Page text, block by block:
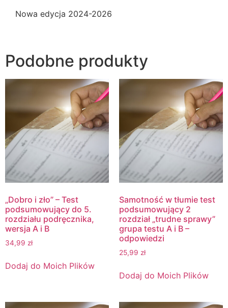
Nowa edycja 2024-2026
Podobne produkty
„Dobro i zło” – Test
podsumowujący do 5.
rozdziału podręcznika,
wersja A i B
34,99 zł
Dodaj do Moich Plików
Samotność w tłumie test
podsumowujący 2
rozdział „trudne sprawy”
grupa testu A i B –
odpowiedzi
25,99 zł
Dodaj do Moich Plików